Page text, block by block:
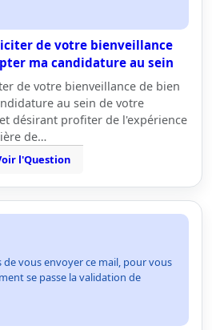
de votre bienveillance
ma candidature au sein
de votre bienveillance de bien
au sein de votre
désirant profiter de l'expérience
de…
l'Question
de vous envoyer ce mail, pour vous
se passe la validation de